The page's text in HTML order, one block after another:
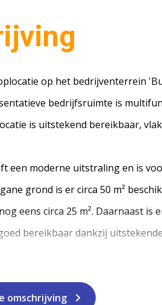
op het bedrijventerrein
bedrijfsruimte is
is uitstekend bereikbaar,
een moderne uitstraling en is
grond is er circa 50 m²
eens circa 25 m². Daarnaast
bereikbaar dankzij
omschrijving